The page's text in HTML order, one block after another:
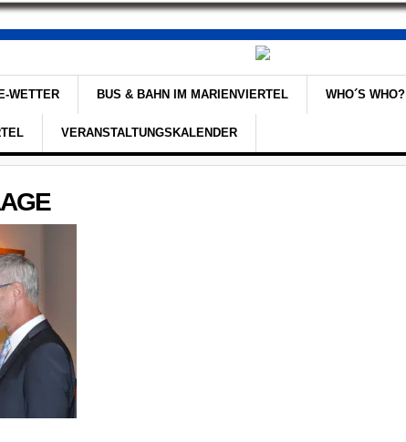
WETTER BUS & BAHN IM MARIENVIERTEL WHO´S WHO?
VERANSTALTUNGSKALENDER